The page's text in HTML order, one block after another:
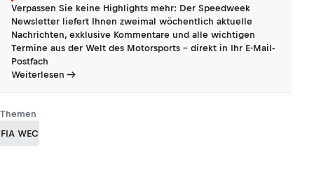
Verpassen Sie keine Highlights mehr: Der Speedweek
Newsletter liefert Ihnen zweimal wöchentlich aktuelle
Nachrichten, exklusive Kommentare und alle wichtigen
Termine aus der Welt des Motorsports - direkt in Ihr E-Mail-
Postfach
Weiterlesen
Themen
FIA WEC